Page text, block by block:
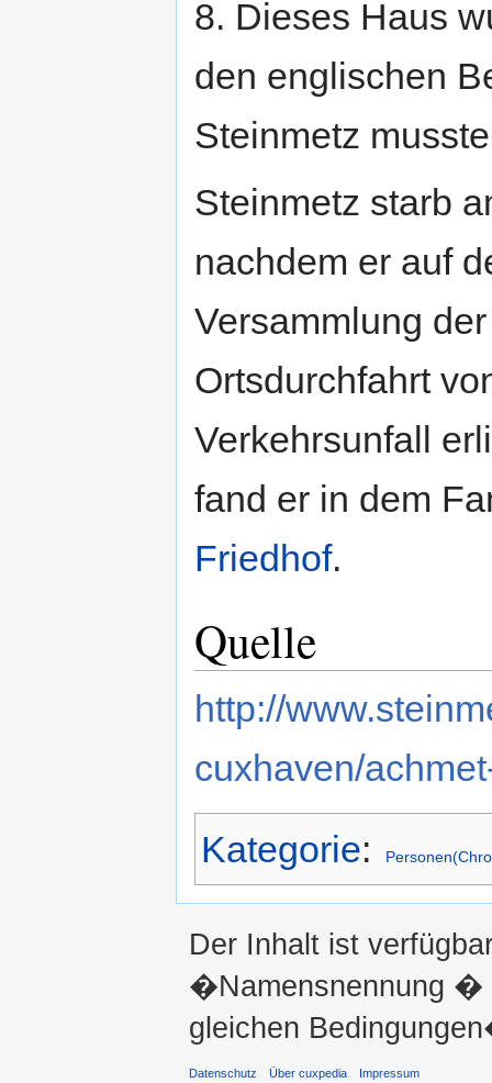
8. Dieses Haus
den englischen
Steinmetz
Steinmetz starb
nachdem er auf
Versammlung
Ortsdurchfahrt
Verkehrsunfall
fand er in dem
Friedhof.
Quelle
http://
cuxhaven/
Kategorie:
Der Inhalt ist
�Namensnennung �
gleichen
Datenschutz Über cuxpedia Impressum